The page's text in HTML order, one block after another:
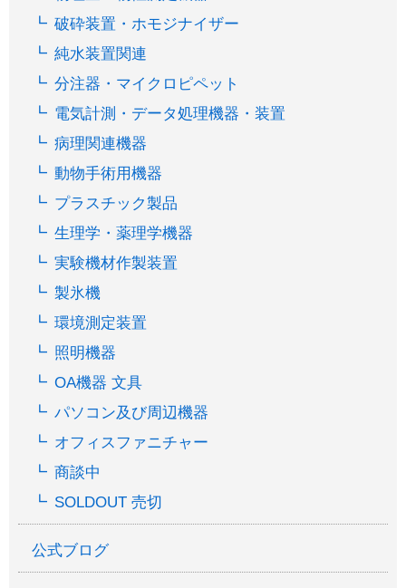
破砕装置・ホモジナイザー
純水装置関連
分注器・マイクロピペット
電気計測・データ処理機器・装置
病理関連機器
動物手術用機器
プラスチック製品
生理学・薬理学機器
実験機材作製装置
製氷機
環境測定装置
照明機器
OA機器 文具
パソコン及び周辺機器
オフィスファニチャー
商談中
SOLDOUT 売切
公式ブログ